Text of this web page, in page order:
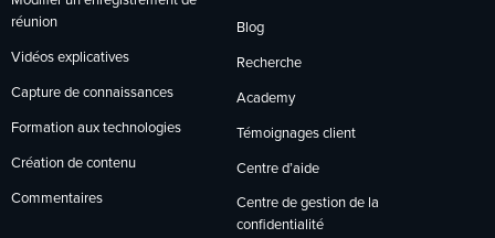
réunion
Vidéos explicatives
Capture de connaissances
Formation aux technologies
Création de contenu
Commentaires
Blog
Recherche
Academy
Témoignages client
Centre d’aide
Centre de gestion de la
confidentialité